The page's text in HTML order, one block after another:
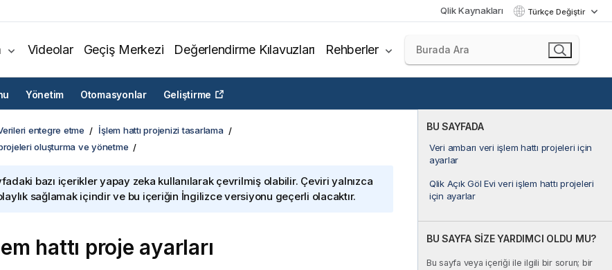
Qlik Kaynakları Türkçe Değiştir
Videolar Geçiş Merkezi Değerlendirme Kılavuzları Rehberler
Yönetim Otomasyonlar Geliştirme
BU SAYFADA
Veri ambarı veri işlem hattı projeleri için
ayarlar
Qlik Açık Göl Evi veri işlem hattı projeleri
için ayarlar
BU SAYFA SİZE YARDIMCI OLDU MU?
Bu sayfa veya içeriği ile ilgili bir sorun; bir
entegre etme
İşlem hattı projenizi tasarlama
oluşturma ve yönetme
bazı içerikler yapay zeka kullanılarak çevrilmiş olabilir. Çeviri yalnızca
sağlamak içindir ve bu içeriğin İngilizce versiyonu geçerli olacaktır.
hattı proje ayarları